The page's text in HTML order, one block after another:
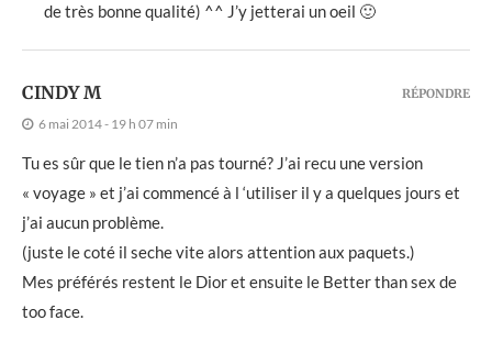
de très bonne qualité) ^^ J’y jetterai un oeil 🙂
CINDY M
6 mai 2014 - 19 h 07 min
Tu es sûr que le tien n’a pas tourné? J’ai recu une version
« voyage » et j’ai commencé à l ‘utiliser il y a quelques jours et
j’ai aucun problème.
(juste le coté il seche vite alors attention aux paquets.)
Mes préférés restent le Dior et ensuite le Better than sex de
too face.
RÉPONDRE